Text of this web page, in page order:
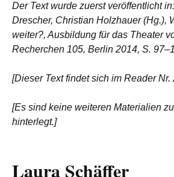
Der Text wurde zuerst veröffentlicht
Drescher, Christian Holzhauer (Hg.),
weiter?, Ausbildung für das Theater
Recherchen 105, Berlin 2014, S.
[Dieser Text findet sich im Reader Nr.
[Es sind keine weiteren Materialien
hinterlegt.]
Laura Schäffer